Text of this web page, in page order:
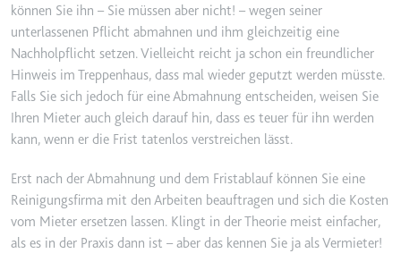
Ablauf:
Beständig
Typ:
HTML Local Storage
__Secure-ROLLOUT_TOKEN
Anbieter:
youtube.com
Interaktion der Nutzer mit
eingebetteten Inhalten zu
verfolgen.
Ablauf:
180 Tage
können Sie ihn – Sie müssen aber nicht! – wegen seiner
unterlassenen Pflicht abmahnen und ihm gleichzeitig eine
Nachholpflicht setzen. Vielleicht reicht ja schon ein freundlicher
Hinweis im Treppenhaus, dass mal wieder geputzt werden müsste.
Falls Sie sich jedoch für eine Abmahnung entscheiden, weisen Sie
Ihren Mieter auch gleich darauf hin, dass es teuer für ihn werden
kann, wenn er die Frist tatenlos verstreichen lässt.
Erst nach der Abmahnung und dem Fristablauf können Sie eine
Reinigungsfirma mit den Arbeiten beauftragen und sich die Kosten
vom Mieter ersetzen lassen. Klingt in der Theorie meist einfacher,
als es in der Praxis dann ist – aber das kennen Sie ja als Vermieter!